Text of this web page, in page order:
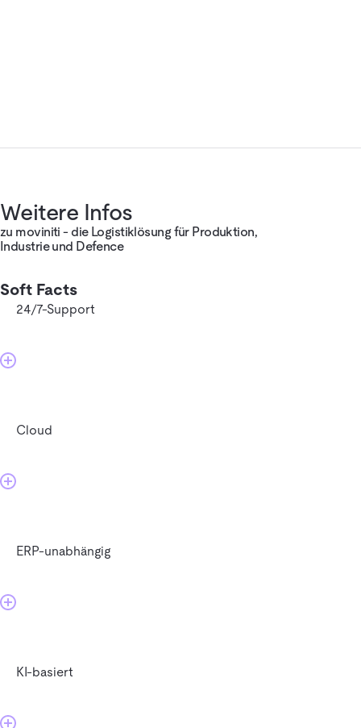
Weitere Infos
zu moviniti - die Logistiklösung für Produktion,
Industrie und Defence
Soft Facts
24/7-Support
Cloud
ERP-unabhängig
KI-basiert